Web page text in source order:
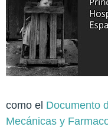
como el Documento
Mecánicas y